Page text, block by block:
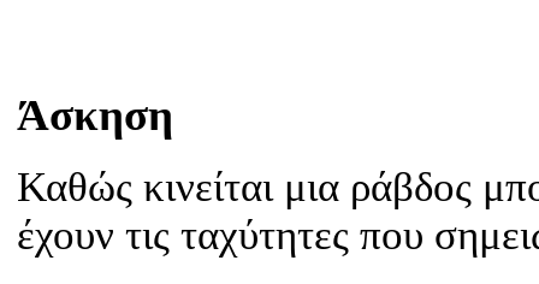
Άσκηση
Καθώς κινείται μια ράβδος
έχουν τις ταχύτητες που